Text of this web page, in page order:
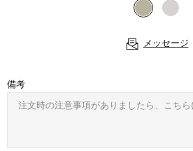
メッセージ
備考